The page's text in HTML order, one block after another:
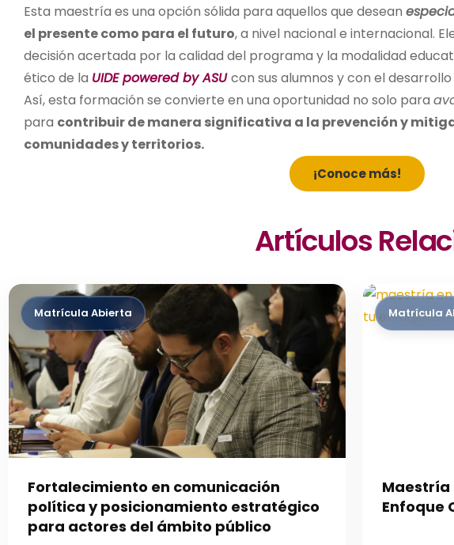
Esta maestría es una opción sólida para aquellos que desean
el presente como para el futuro, a nivel nacional e internacional.
decisión acertada por la calidad del programa y la modalidad
ético de la UIDE powered by ASUcon sus alumnos y con el
Así, esta formación se convierte en una oportunidad no solo para
para contribuir de manera significativa a la prevención y
comunidades y territorios.
¡Conoce más!
Artículos
Fortalecimiento en comunicación
política y posicionamiento estratégico
para actores del ámbito público
Maestría
Enfoque